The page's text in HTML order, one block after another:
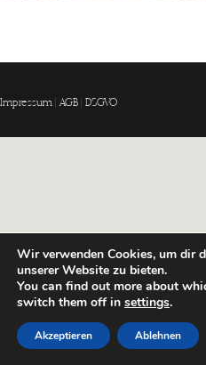
Familie Knoll
ByNicole |Januar 23, 2025
Impressum AGB DSGVO
Wir verwenden Cookies, um dir
unserer Website zu bieten.
You can find out more about
switch them off in settings.
Akzeptieren Ablehnen